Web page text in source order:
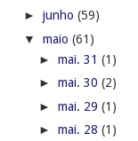
► junho (59)
▼ maio (61)
► mai. 31 (1)
► mai. 30 (2)
► mai. 29 (1)
► mai. 28 (1)